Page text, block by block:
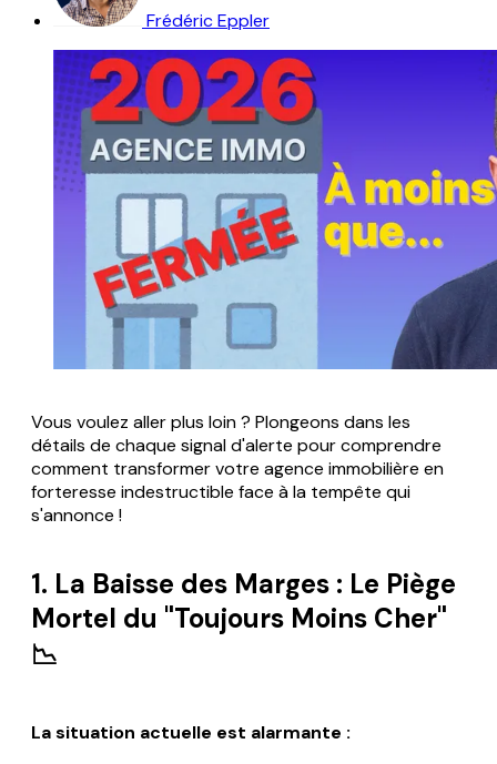
Frédéric Eppler
Vous voulez aller plus loin ? Plongeons dans les
détails de chaque signal d'alerte pour comprendre
comment transformer votre agence immobilière en
forteresse indestructible face à la tempête qui
s'annonce !
1. La Baisse des Marges : Le Piège
Mortel du "Toujours Moins Cher"
📉
La situation actuelle est alarmante :